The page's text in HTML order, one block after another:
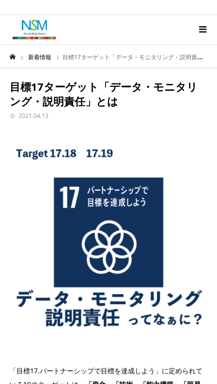
新着情報 目標17ターゲット「データ・モニタリング・説明責任」とは
目標17ターゲット「データ・モニタリ
ング・説明責任」とは
2021.04.13
「目標17.パートナーシップで目標を達成しよう」に定められて